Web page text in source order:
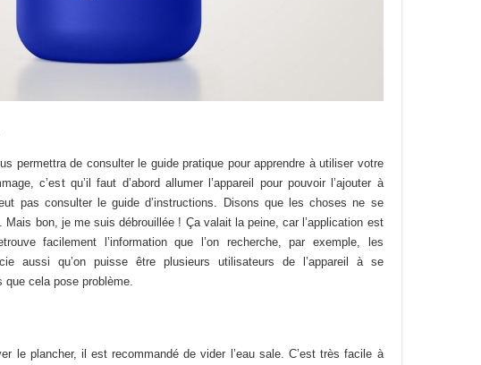
permettra de consulter le guide pratique pour apprendre à utiliser votre
c’est qu’il faut d’abord allumer l’appareil pour pouvoir l’ajouter à
pas consulter le guide d’instructions. Disons que les choses ne se
Mais bon, je me suis débrouillée ! Ça valait la peine, car l’application est
facilement l’information que l’on recherche, par exemple, les
aussi qu’on puisse être plusieurs utilisateurs de l’appareil à se
cela pose problème.
le plancher, il est recommandé de vider l’eau sale. C’est très facile à